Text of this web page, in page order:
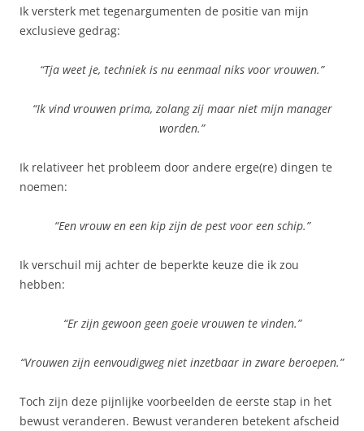
Ik versterk met tegenargumenten de positie van mijn
exclusieve gedrag:
“Tja weet je, techniek is nu eenmaal niks voor vrouwen.”
“Ik vind vrouwen prima, zolang zij maar niet mijn manager
worden.”
Ik relativeer het probleem door andere erge(re) dingen te
noemen:
“Een vrouw en een kip zijn de pest voor een schip.”
Ik verschuil mij achter de beperkte keuze die ik zou
hebben:
“Er zijn gewoon geen goeie vrouwen te vinden.”
“Vrouwen zijn eenvoudigweg niet inzetbaar in zware beroepen.”
Toch zijn deze pijnlijke voorbeelden de eerste stap in het
bewust veranderen. Bewust veranderen betekent afscheid